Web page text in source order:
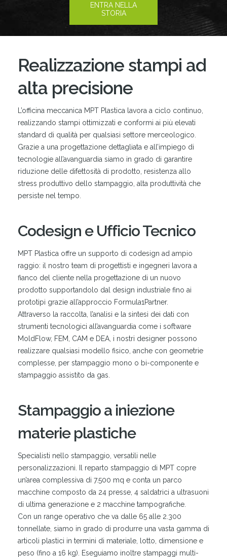
ENTRA NELLA
STORIA
Realizzazione stampi ad
alta precisione
L’officina meccanica MPT Plastica lavora a ciclo continuo,
realizzando stampi ottimizzati e conformi ai più elevati
standard di qualità per qualsiasi settore merceologico.
Grazie a una progettazione dettagliata e all’impiego di
tecnologie all’avanguardia siamo in grado di garantire
riduzione delle difettosità di prodotto, resistenza allo
stress produttivo dello stampaggio, alta produttività che
persiste nel tempo.
Codesign e Ufficio Tecnico
MPT Plastica offre un supporto di codesign ad ampio
raggio: il nostro team di progettisti e ingegneri lavora a
fianco del cliente nella progettazione di un nuovo
prodotto supportandolo dal design industriale fino ai
prototipi grazie all’approccio Formula1Partner.
Attraverso la raccolta, l’analisi e la sintesi dei dati con
strumenti tecnologici all’avanguardia come i software
MoldFlow, FEM, CAM e DEA, i nostri designer possono
realizzare qualsiasi modello fisico, anche con geometrie
complesse, per stampaggio mono o bi-componente e
stampaggio assistito da gas.
Stampaggio a iniezione
materie plastiche
Specialisti nello stampaggio, versatili nelle
personalizzazioni. Il reparto stampaggio di MPT copre
un’area complessiva di 7.500 mq e conta un parco
macchine composto da 24 presse, 4 saldatrici a ultrasuoni
di ultima generazione e 2 macchine tampografiche.
Con un range operativo che va dalle 65 alle 2.300
tonnellate, siamo in grado di produrre una vasta gamma di
articoli plastici in termini di materiale, lotto, dimensione e
peso (fino a 16 kg). Eseguiamo inoltre stampaggi multi-